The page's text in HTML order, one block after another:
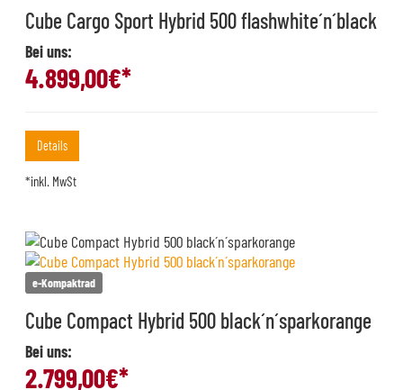
Cube Cargo Sport Hybrid 500 flashwhite´n´black
Bei uns:
4.899,00€*
Details
*inkl. MwSt
e-Kompaktrad
Cube Compact Hybrid 500 black´n´sparkorange
Bei uns:
2.799,00€*